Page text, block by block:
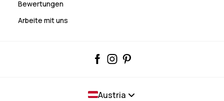
Bewertungen
Arbeite mit uns
Austria